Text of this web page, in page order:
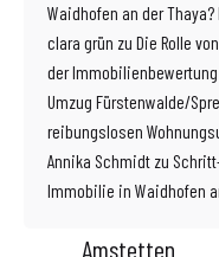
Waidhofen an der
clara grün zu Die Rolle
der
Umzug Fürstenwalde/
reibungslosen
Annika Schmidt zu
Immobilie in Waidhofen
Amstetten